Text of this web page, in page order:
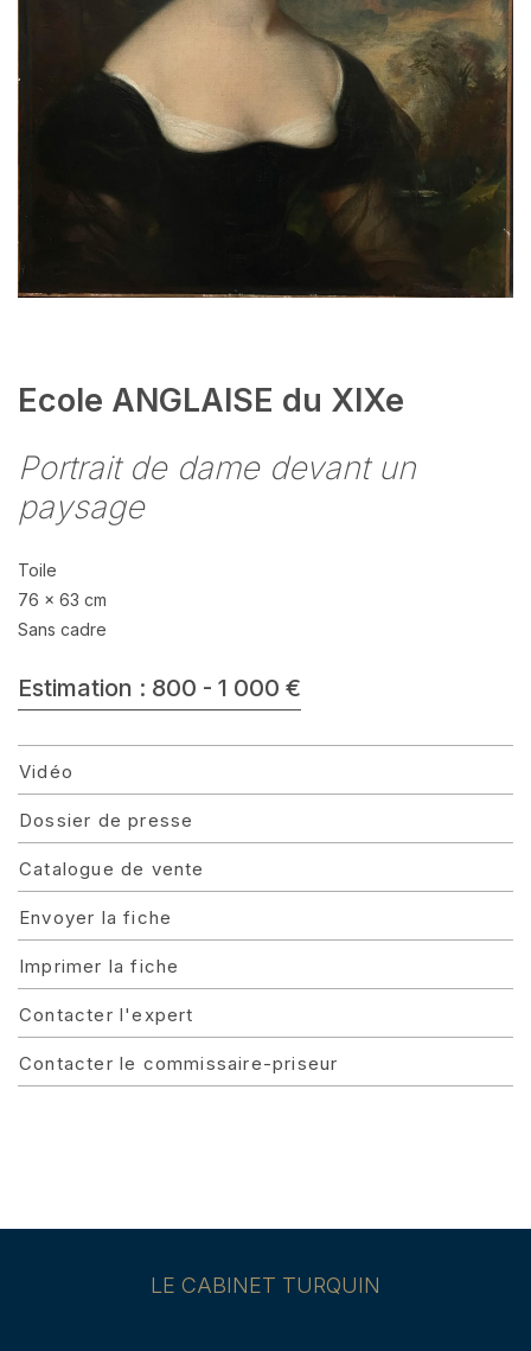
Ecole ANGLAISE du XIXe
Portrait de dame devant un
paysage
Toile
76 x 63 cm
Sans cadre
Estimation : 800 - 1 000 €
Vidéo
Dossier de presse
Catalogue de vente
Envoyer la fiche
Imprimer la fiche
Contacter l'expert
Contacter le commissaire-priseur
LE CABINET TURQUIN